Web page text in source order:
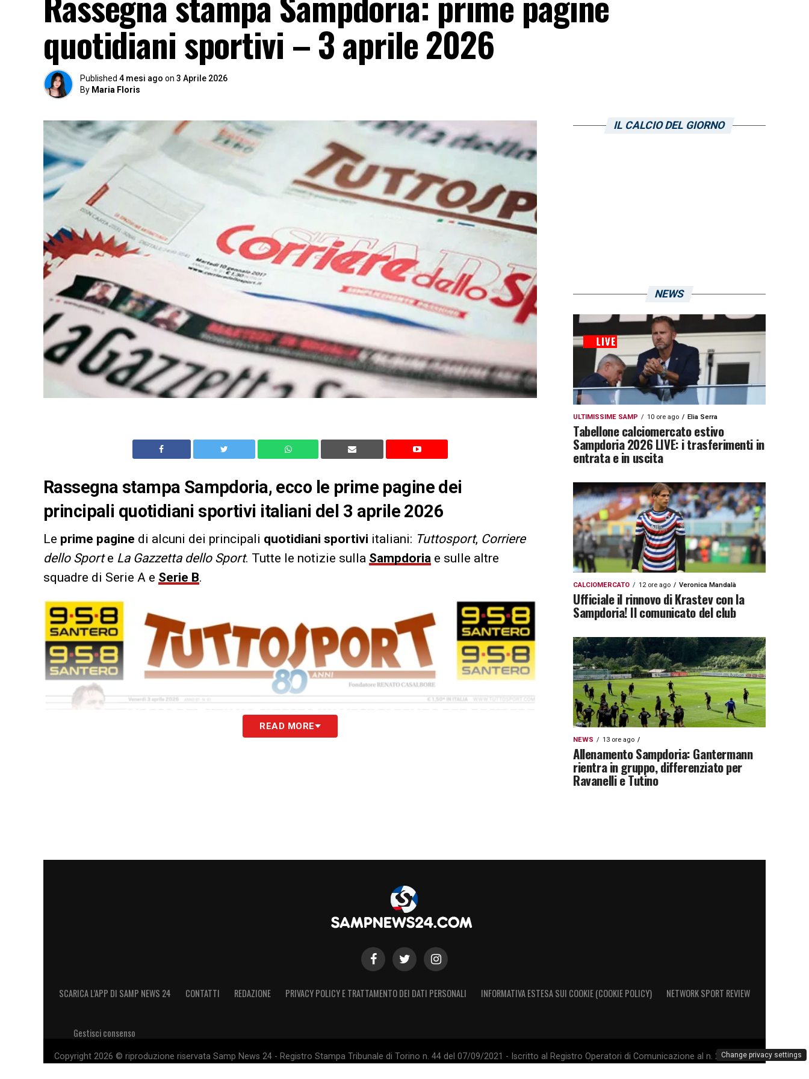
quotidiani sportivi – 3 aprile 2026
Published 4 mesi ago on 3 Aprile 2026
By Maria Floris
Rassegna stampa Sampdoria, ecco le prime pagine dei
principali quotidiani sportivi italiani del 3 aprile 2026
Le prime pagine di alcuni dei principali quotidiani sportivi italiani: Tuttosport, Corriere
dello Sporte La Gazzetta dello Sport. Tutte le notizie sulla Sampdoria e sulle altre
squadre di Serie A e Serie B.
READ MORE
IL CALCIO DEL GIORNO
NEWS
ULTIMISSIME SAMP 10 ore ago Elia Serra
Tabellone calciomercato estivo
Sampdoria 2026 LIVE: i trasferimenti in
entrata e in uscita
CALCIOMERCATO 12 ore ago Veronica Mandalà
Ufficiale il rinnovo di Krastev con la
Sampdoria! Il comunicato del club
NEWS 13 ore ago
Allenamento Sampdoria: Gantermann
rientra in gruppo, differenziato per
Ravanelli e Tutino
SCARICA L’APP DI SAMP NEWS 24 CONTATTI REDAZIONE PRIVACY POLICY E TRATTAMENTO DEI DATI PERSONALI INFORMATIVA ESTESA SUI COOKIE (COOKIE POLICY) NETWORK SPORT REVIEW
Gestisci consenso
Copyright 2026 © riproduzione riservata Samp News 24 - Registro Stampa Tribunale di Torino n. 44 del 07/09/2021 - Iscritto al Registro Operatori di Comunicazione al n. 26692 - PIChange privacy settings